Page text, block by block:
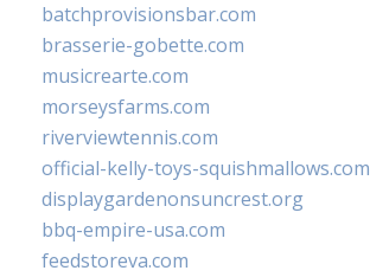
batchprovisionsbar.com
brasserie-gobette.com
musicrearte.com
morseysfarms.com
riverviewtennis.com
official-kelly-toys-squishmallows.com
displaygardenonsuncrest.org
bbq-empire-usa.com
feedstoreva.com